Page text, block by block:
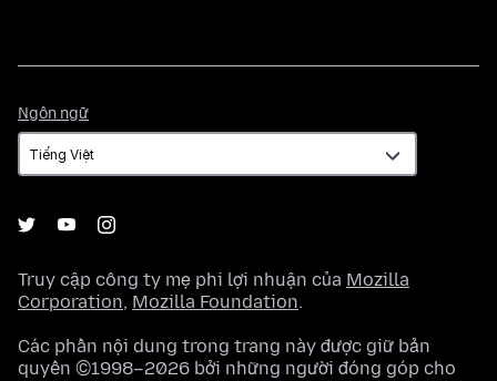
Ngôn ngữ
ngữ
Truy cập công ty mẹ phi lợi nhuận của Mozilla
Corporation, Mozilla Foundation.
Các phần nội dung trong trang này được giữ bản
quyền ©1998–2026 bởi những người đóng góp cho